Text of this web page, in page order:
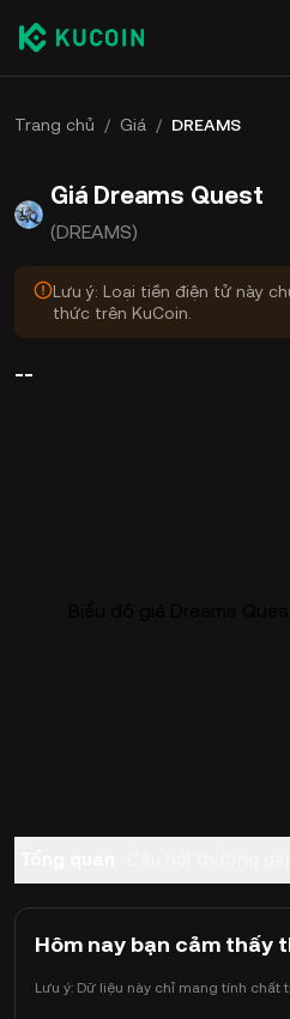
Trang chủ / Giá / DREAMS
Giá Dreams Quest
(DREAMS)
Lưu ý: Loại tiền điện tử này
thức trên KuCoin.
--
Hôm nay bạn cảm thấy
Lưu ý: Dữ liệu này chỉ mang tính chất